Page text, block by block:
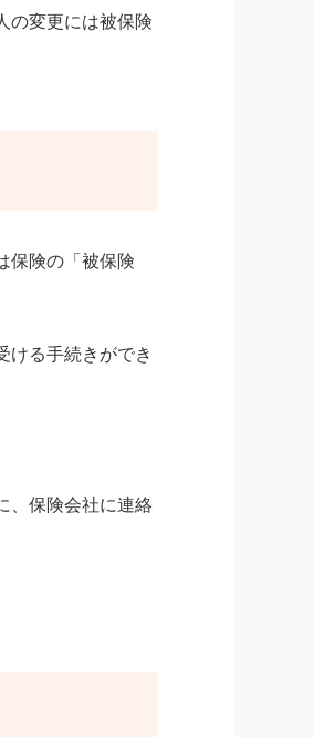
の変更には被保険
保険の「被保険
ける手続きができ
、保険会社に連絡